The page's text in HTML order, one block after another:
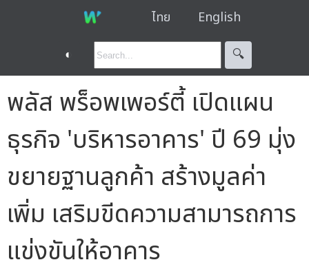
ไทย English
◐ 🔍︎
พลัส พร็อพเพอร์ตี้ เปิดแผน
ธุรกิจ 'บริหารอาคาร' ปี 69 มุ่ง
ขยายฐานลูกค้า สร้างมูลค่า
เพิ่ม เสริมขีดความสามารถการ
แข่งขันให้อาคาร